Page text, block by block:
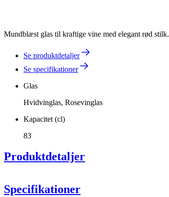
Mundblæst glas til kraftige vine med elegant rød stilk.
Se produktdetaljer
Se specifikationer
Glas
Hvidvinglas, Rosevinglas
Kapacitet (cl)
83
Produktdetaljer
Specifikationer